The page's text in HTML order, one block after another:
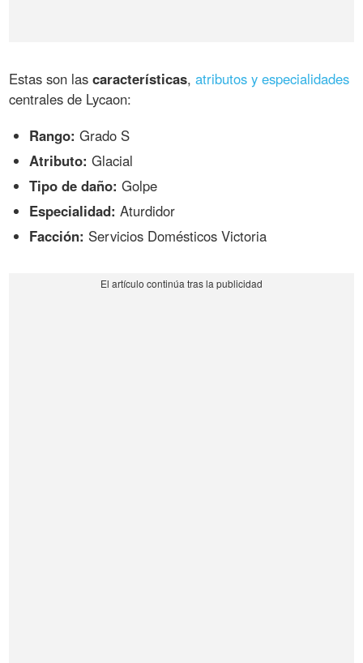
Estas son lascaracterísticas,atributos y especialidades
centrales de Lycaon:
Rango: Grado S
Atributo: Glacial
Tipo de daño: Golpe
Especialidad: Aturdidor
Facción: Servicios Domésticos Victoria